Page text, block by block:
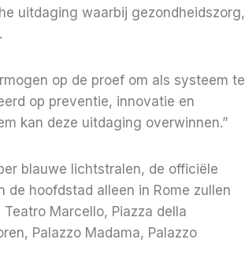
uitdaging waarbij gezondheidszorg,
op de proef om als systeem te
op preventie, innovatie en
kan deze uitdaging overwinnen.”
blauwe lichtstralen, de officiële
hoofdstad alleen in Rome zullen
Marcello, Piazza della
Palazzo Madama, Palazzo